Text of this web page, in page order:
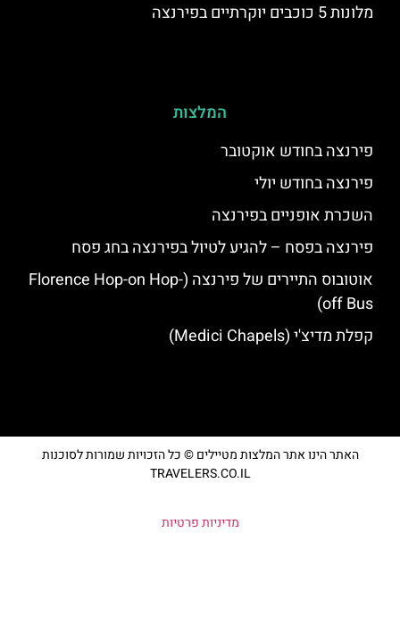
מלונות 5 כוכבים יוקרתיים בפירנצה
המלצות
פירנצה בחודש אוקטובר
פירנצה בחודש יולי
השכרת אופניים בפירנצה
פירנצה בפסח – להגיע לטיול בפירנצה בחג פסח
אוטובוס התיירים של פירנצה (Florence Hop-on Hop-
off Bus)
קפלת מדיצ'י (Medici Chapels)
האתר הינו אתר המלצות מטיילים © כל הזכויות שמורות לסוכנות
TRAVELERS.CO.IL
מדיניות פרטיות